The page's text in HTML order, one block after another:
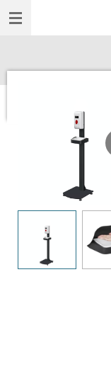
Ga